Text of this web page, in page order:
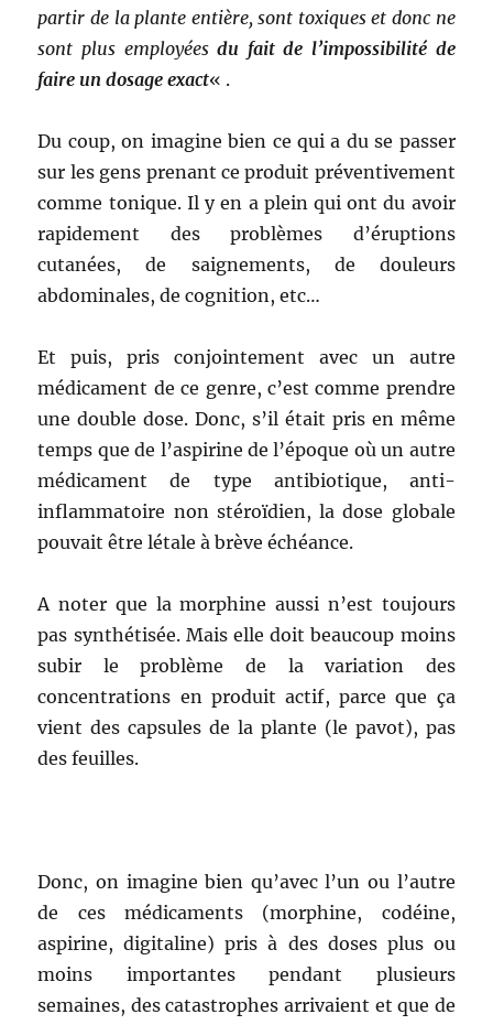
partir de la plante entière, sont toxiques et donc ne
sont plus employéesdu fait de l’impossibilité de
faire un dosage exact« .
Du coup, on imagine bien ce qui a du se passer
sur les gens prenant ce produit préventivement
comme tonique. Il y en a plein qui ont du avoir
rapidement des problèmes d’éruptions
cutanées, de saignements, de douleurs
abdominales, de cognition, etc…
Et puis, pris conjointement avec un autre
médicament de ce genre, c’est comme prendre
une double dose. Donc, s’il était pris en même
temps que de l’aspirine de l’époque où un autre
médicament de type antibiotique, anti-
inflammatoire non stéroïdien, la dose globale
pouvait être létale à brève échéance.
A noter que la morphine aussi n’est toujours
pas synthétisée. Mais elle doit beaucoup moins
subir le problème de la variation des
concentrations en produit actif, parce que ça
vient des capsules de la plante (le pavot), pas
des feuilles.
Donc, on imagine bien qu’avec l’un ou l’autre
de ces médicaments (morphine, codéine,
aspirine, digitaline) pris à des doses plus ou
moins importantes pendant plusieurs
semaines, des catastrophes arrivaient et que de